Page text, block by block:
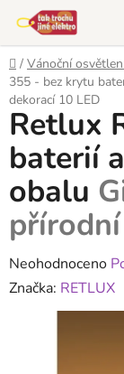
obsah
Domů
/ Vánoční
355 - bez krytu
dekorací 10 LED
Retlux
baterií
obalu
Průměrné
hodnocení
produktu
Neohodnoceno
Značka: RETLUX